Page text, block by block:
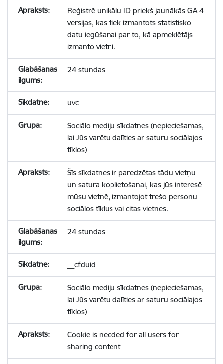
Reģistrē unikālu ID priekš jaunākās GA 4
versijas, kas tiek izmantots statistisko
datu iegūšanai par to, kā apmeklētājs
izmanto vietni.
24 stundas
uvc
Sociālo mediju sīkdatnes (nepieciešamas,
lai Jūs varētu dalīties ar saturu sociālajos
tīklos)
Šīs sīkdatnes ir paredzētas tādu vietņu
un satura koplietošanai, kas jūs interesē
mūsu vietnē, izmantojot trešo personu
sociālos tīklus vai citas vietnes.
24 stundas
__cfduid
Sociālo mediju sīkdatnes (nepieciešamas,
lai Jūs varētu dalīties ar saturu sociālajos
tīklos)
Cookie is needed for all users for
sharing content